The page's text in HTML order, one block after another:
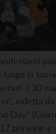
lungo la
il 30
indetta
Day”
persone e